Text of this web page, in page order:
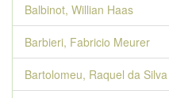
Balbinot, Willian Haas
Barbieri, Fabricio Meurer
Bartolomeu, Raquel da Silva